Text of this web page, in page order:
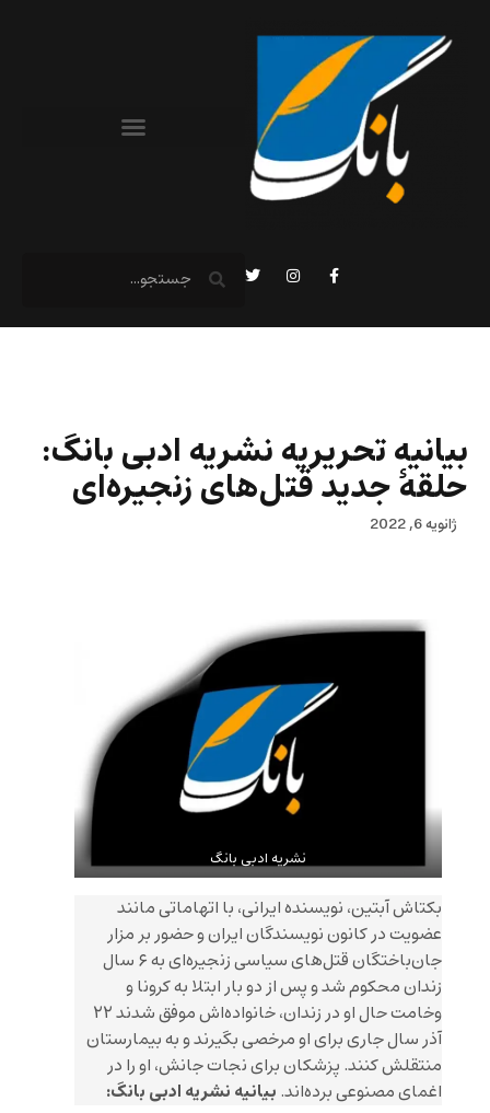
بیانیه تحریریه نشریه ادبی بانگ:
حلقۀ جدید قتل‌های زنجیره‌ای
ژانویه 6, 2022
نشریه ادبی بانگ
بکتاش آبتین، نویسنده ایرانی، با اتهاماتی مانند
عضویت در کانون نویسندگان ایران و حضور بر مزار
جان‌باختگان قتل‌های سیاسی زنجیره‌ای به ۶ سال
زندان محکوم شد و پس از دو بار ابتلا به کرونا و
وخامت حال او در زندان، خانواده‌اش موفق شدند ۲۲
آذر سال جاری برای او مرخصی بگیرند و به بیمارستان
منتقلش کنند. پزشکان برای نجات جانش، او را در
اغمای مصنوعی برده‌اند. بیانیه نشریه ادبی بانگ: